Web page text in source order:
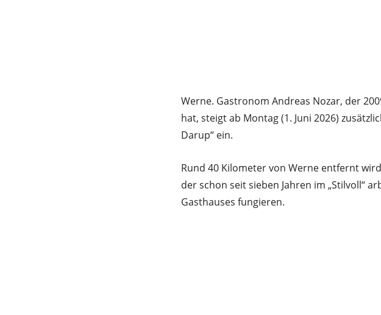
Werne. Gastronom Andreas Nozar, der
hat, steigt ab Montag (1. Juni 2026)
Darup“ ein.
Rund 40 Kilometer von Werne entfernt
der schon seit sieben Jahren im „Stilvoll“
Gasthauses fungieren.